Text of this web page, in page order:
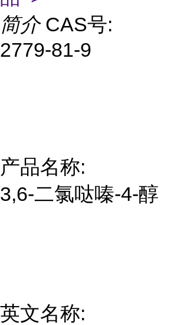
简介 CAS号:
2779-81-9
产品名称:
3,6-二氯哒嗪-4-醇
英文名称: